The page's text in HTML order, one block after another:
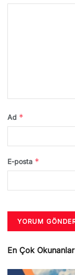
Ad *
E-posta *
En Çok Okunanlar